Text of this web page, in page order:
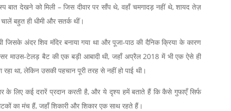
बात देखने को मिली – जिस दीवार पर साँप थे, वहाँ चमगादड़ नहीं थे, शायद तेज़
बहुत ही धीमी और सतर्क थीं।
अंदर शिव मंदिर बनाया गया था और पूजा-पाठ की दैनिक क्रिया के कारण
माउस-टेलड़ बैट की एक बड़ी आबादी थी, जहाँ अप्रैल 2018 में भी एक ऐसे ही
था, लेकिन उसकी पहचान पूरी तरह से नहीं हो पाई थी।
के लिए कई दरारें प्रदान करती है, और ये दृश्य हमें बताते हैं कि कैसे गुफाएँ सिर्फ
का मंच हैं, जहाँ शिकारी और शिकार एक साथ रहते हैं।